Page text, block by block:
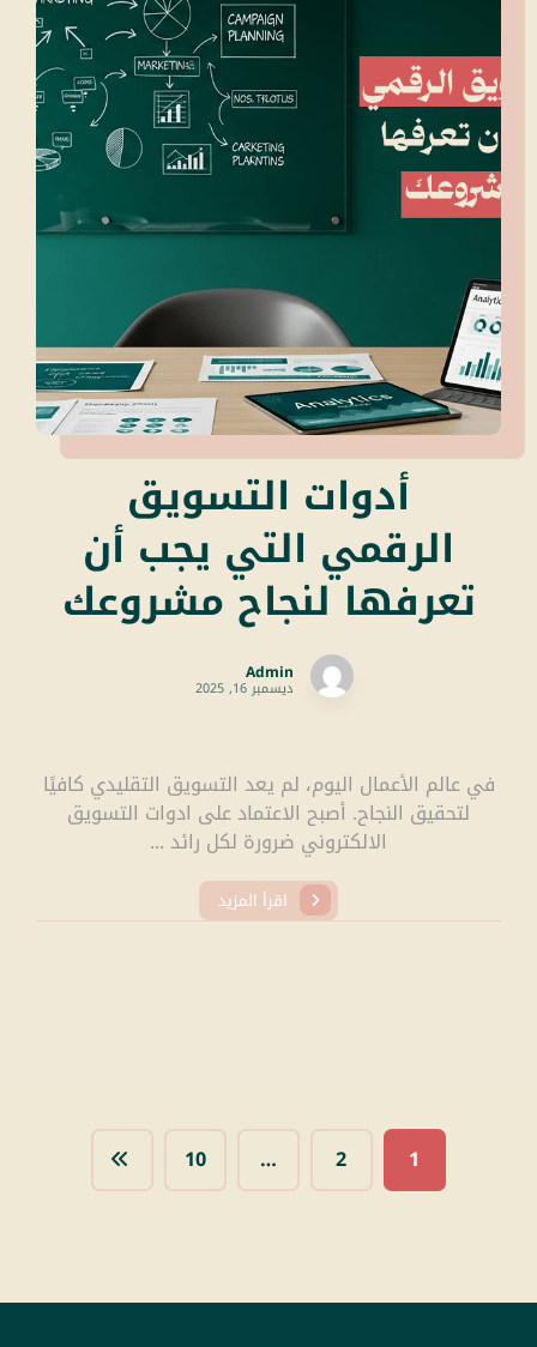
أدوات التسويق
الرقمي التي يجب أن
تعرفها لنجاح مشروعك
Admin
ديسمبر 16, 2025
في عالم الأعمال اليوم، لم يعد التسويق التقليدي كافيًا
لتحقيق النجاح. أصبح الاعتماد على ادوات التسويق
الالكتروني ضرورة لكل رائد ...
اقرأ المزيد
1
2
…
10